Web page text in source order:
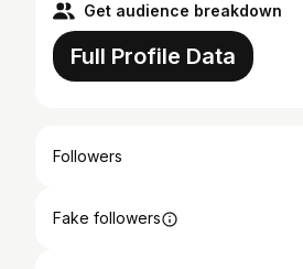
Get audience breakdown
Full Profile Data
Followers
Fake followers